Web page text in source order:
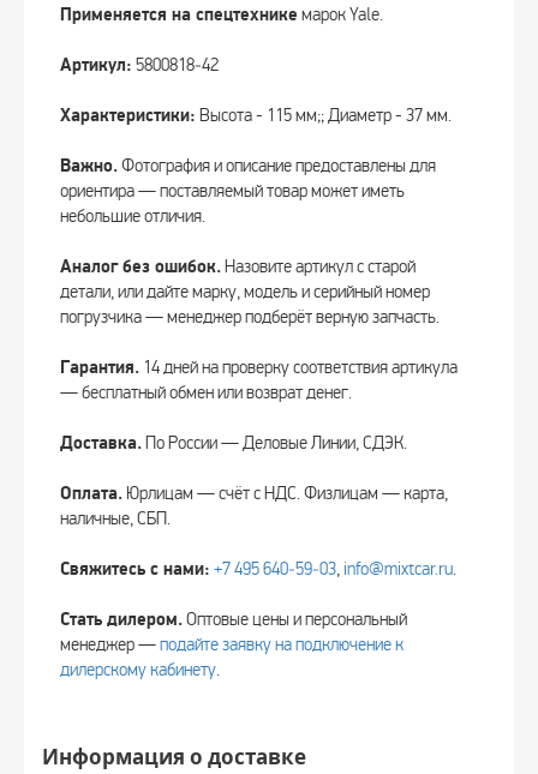
Применяется на спецтехнике марок Yale.
Артикул: 5800818‑42
Характеристики: Высота - 115 мм;; Диаметр - 37 мм.
Важно.Фотография и описание предоставлены для
ориентира — поставляемый товар может иметь
небольшие отличия.
Аналог без ошибок.Назовите артикул с старой
детали, или дайте марку, модель и серийный номер
погрузчика — менеджер подберёт верную запчасть.
Гарантия. 14 дней на проверку соответствия артикула
— бесплатный обмен или возврат денег.
Доставка.По России — Деловые Линии, СДЭК.
Оплата. Юрлицам — счёт с НДС. Физлицам — карта,
наличные, СБП.
Свяжитесь с нами: +7 495 640‑59‑03, info@mixtcar.ru.
Стать дилером.Оптовые цены и персональный
менеджер —подайте заявку на подключение к
дилерскому кабинету.
Информация о доставке